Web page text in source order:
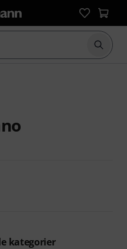
Start
kategorier